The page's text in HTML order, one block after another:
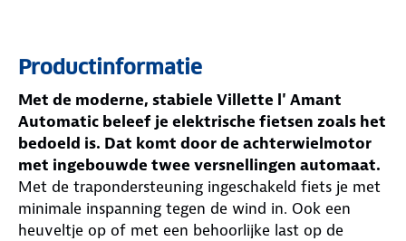
Productinformatie
Met de moderne, stabiele Villette l' Amant
Automatic beleef je elektrische fietsen zoals het
bedoeld is. Dat komt door de achterwielmotor
met ingebouwde twee versnellingen automaat.
Met de trapondersteuning ingeschakeld fiets je met
minimale inspanning tegen de wind in. Ook een
heuveltje op of met een behoorlijke last op de